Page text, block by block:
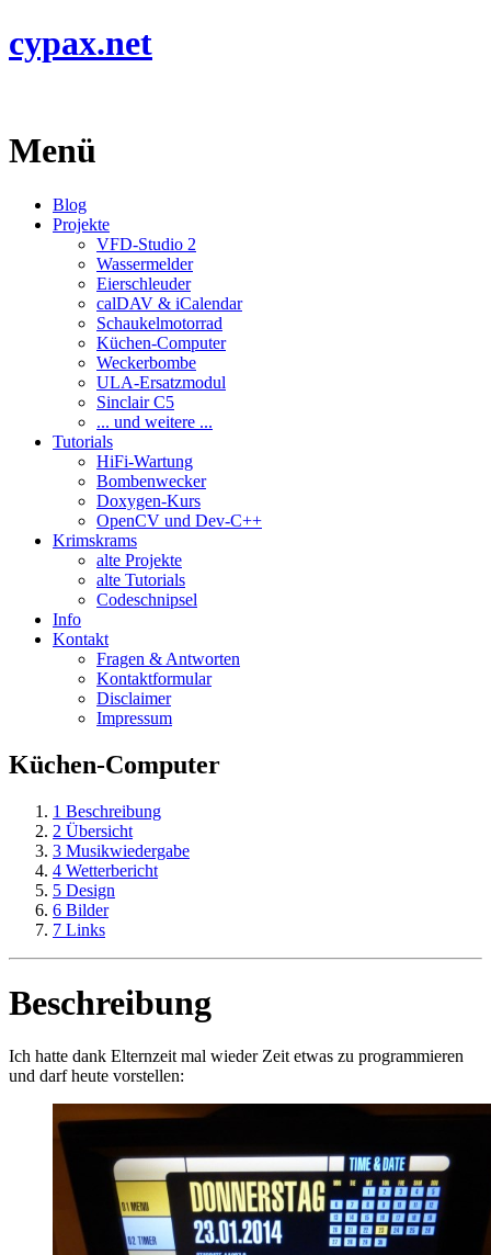
cypax.net
Menü
Blog
Projekte
VFD-Studio 2
Wassermelder
Eierschleuder
calDAV & iCalendar
Schaukelmotorrad
Küchen-Computer
Weckerbombe
ULA-Ersatzmodul
Sinclair C5
... und weitere ...
Tutorials
HiFi-Wartung
Bombenwecker
Doxygen-Kurs
OpenCV und Dev-C++
Krimskrams
alte Projekte
alte Tutorials
Codeschnipsel
Info
Kontakt
Fragen & Antworten
Kontaktformular
Disclaimer
Impressum
Küchen-Computer
1 Beschreibung
2 Übersicht
3 Musikwiedergabe
4 Wetterbericht
5 Design
6 Bilder
7 Links
Beschreibung
Ich hatte dank Elternzeit mal wieder Zeit etwas zu programmieren
und darf heute vorstellen: